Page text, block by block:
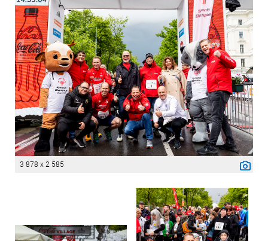
3 878 x 2 585